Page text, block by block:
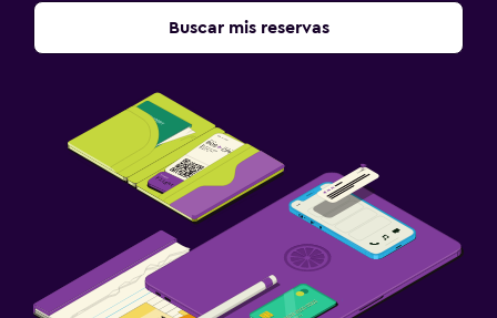
Buscar mis reservas